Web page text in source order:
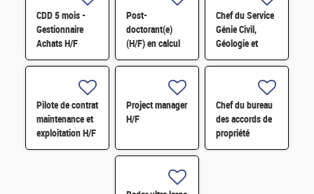
CDD 5 mois -
Gestionnaire
Achats H/F
Post-
doctorant(e)
(H/F) en calcul
scientifique HPC
sismique sur
GPU H/F
Chef du Service
Génie Civil,
Géologie et
Géotechnique
Pilote de contrat
maintenance et
exploitation H/F
Project manager
H/F
Chef du bureau
des accords de
propriété
intellectuelle